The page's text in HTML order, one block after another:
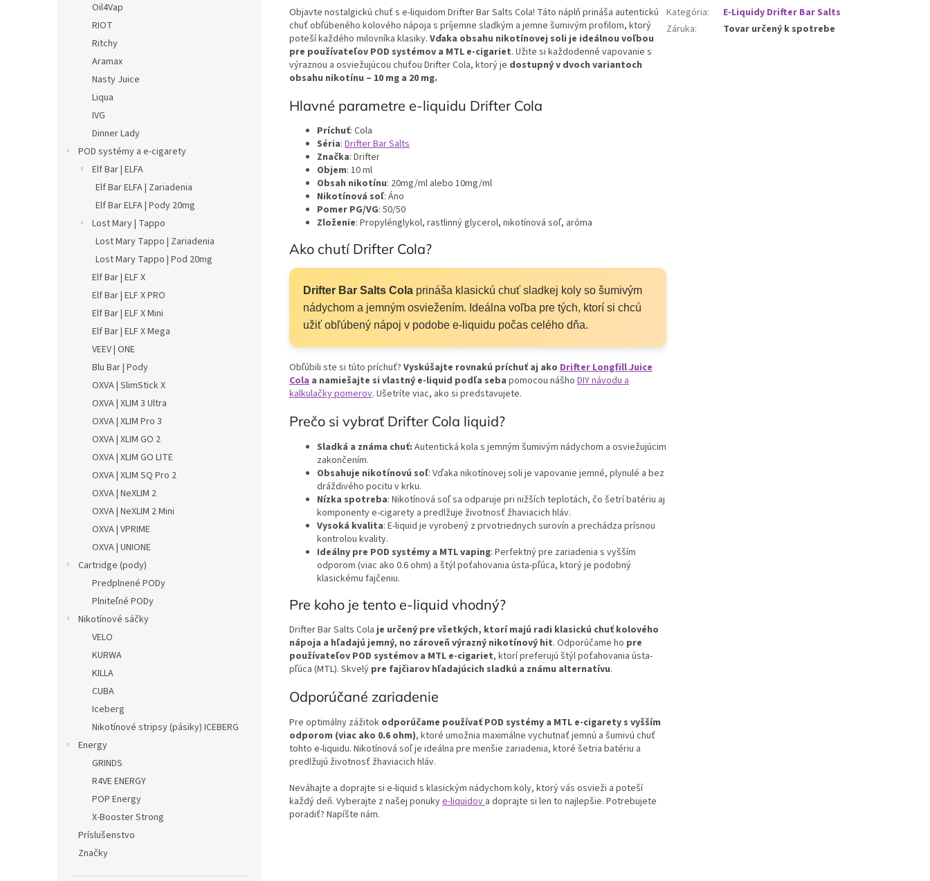
Oil4Vap
RIOT
Ritchy
Aramax
Nasty Juice
Liqua
IVG
Dinner Lady
POD systémy a e-cigarety
Elf Bar | ELFA
Elf Bar ELFA | Zariadenia
Elf Bar ELFA | Pody 20mg
Lost Mary | Tappo
Lost Mary Tappo | Zariadenia
Lost Mary Tappo | Pod 20mg
Elf Bar | ELF X
Elf Bar | ELF X PRO
Elf Bar | ELF X Mini
Elf Bar | ELF X Mega
VEEV | ONE
Blu Bar | Pody
OXVA | SlimStick X
OXVA | XLIM 3 Ultra
OXVA | XLIM Pro 3
OXVA | XLIM GO 2
OXVA | XLIM GO LITE
OXVA | XLIM SQ Pro 2
OXVA | NeXLIM 2
OXVA | NeXLIM 2 Mini
OXVA | VPRIME
OXVA | UNIONE
Cartridge (pody)
Predplnené PODy
Plniteľné PODy
Nikotínové sáčky
VELO
KURWA
KILLA
CUBA
Iceberg
Nikotínové stripsy (pásiky) ICEBERG
Energy
GRINDS
R4VE ENERGY
POP Energy
X-Booster Strong
Príslušenstvo
Značky
Objavte nostalgickú chuť s e-liquidom Drifter Bar Salts Cola! Táto náplň prináša autentickú
chuť obľúbeného kolového nápoja s príjemne sladkým a jemne šumivým profilom, ktorý
poteší každého milovníka klasiky. Vďaka obsahu nikotínovej soli je ideálnou voľbou
pre používateľov POD systémov a MTL e-cigariet. Užite si každodenné vapovanie s
výraznou a osviežujúcou chuťou Drifter Cola, ktorý je dostupný v dvoch variantoch
obsahu nikotínu – 10 mg a 20 mg.
Hlavné parametre e-liquidu Drifter Cola
Príchuť: Cola
Séria: Drifter Bar Salts
Značka: Drifter
Objem: 10 ml
Obsah nikotínu: 20mg/ml alebo 10mg/ml
Nikotínová soľ: Áno
Pomer PG/VG: 50/50
Zloženie: Propylénglykol, rastlinný glycerol, nikotínová soľ, aróma
Ako chutí Drifter Cola?
Drifter Bar Salts Cola prináša klasickú chuť sladkej koly so šumivým
nádychom a jemným osviežením. Ideálna voľba pre tých, ktorí si chcú
užiť obľúbený nápoj v podobe e-liquidu počas celého dňa.
Obľúbili ste si túto príchuť? Vyskúšajte rovnakú príchuť aj ako Drifter Longfill Juice
Cola a namiešajte si vlastný e-liquid podľa seba pomocou nášho DIY návodu a
kalkulačky pomerov. Ušetríte viac, ako si predstavujete.
Prečo si vybrať Drifter Cola liquid?
Sladká a známa chuť: Autentická kola s jemným šumivým nádychom a osviežujúcim
zakončením.
Obsahuje nikotínovú soľ: Vďaka nikotínovej soli je vapovanie jemné, plynulé a bez
dráždivého pocitu v krku.
Nízka spotreba: Nikotínová soľ sa odparuje pri nižších teplotách, čo šetrí batériu aj
komponenty e-cigarety a predlžuje životnosť žhaviacich hláv.
Vysoká kvalita: E-liquid je vyrobený z prvotriednych surovín a prechádza prísnou
kontrolou kvality.
Ideálny pre POD systémy a MTL vaping: Perfektný pre zariadenia s vyšším
odporom (viac ako 0.6 ohm) a štýl poťahovania ústa-pľúca, ktorý je podobný
klasickému fajčeniu.
Pre koho je tento e-liquid vhodný?
Drifter Bar Salts Colaje určený pre všetkých, ktorí majú radi klasickú chuť kolového
nápoja a hľadajú jemný, no zároveň výrazný nikotínový hit. Odporúčame ho pre
používateľov POD systémov a MTL e-cigariet, ktorí preferujú štýl poťahovania ústa-
pľúca (MTL). Skvelý pre fajčiarov hľadajúcich sladkú a známu alternatívu.
Odporúčané zariadenie
Pre optimálny zážitok odporúčame používať POD systémy a MTL e-cigarety s vyšším
odporom (viac ako 0.6 ohm), ktoré umožnia maximálne vychutnať jemnú a šumivú chuť
tohto e-liquidu. Nikotínová soľ je ideálna pre menšie zariadenia, ktoré šetria batériu a
predlžujú životnosť žhaviacich hláv.
Neváhajte a doprajte si e-liquid s klasickým nádychom koly, ktorý vás osvieži a poteší
každý deň. Vyberajte z našej ponukye-liquidov a doprajte si len to najlepšie. Potrebujete
poradiť? Napíšte nám.
Kategória:
E-Liquidy Drifter Bar Salts
Záruka: Tovar určený k spotrebe